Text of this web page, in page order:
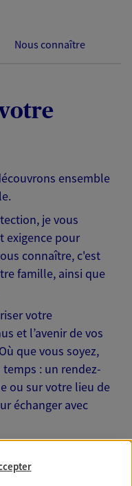
Nous connaître
ensemble
je vous
exigence pour
connaître, c'est
famille, ainsi que
votre
et l’avenir de vos
que vous soyez,
: un rendez-
ou sur votre lieu de
échanger avec